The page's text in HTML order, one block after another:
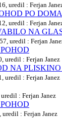
uredil : Ferjan
PO
uredil : Ferjan
NA
uredil : Ferjan
uredil : Ferjan Janez
NA PLISKINO
uredil : Ferjan Janez
: Ferjan Janez
: Ferjan Janez